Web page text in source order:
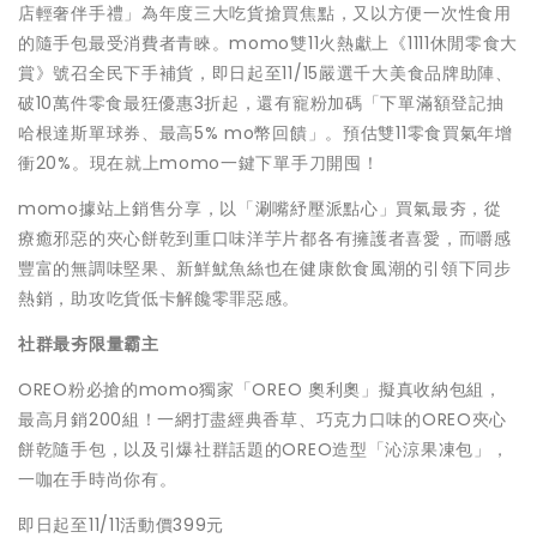
店輕奢伴手禮」為年度三大吃貨搶買焦點，又以方便一次性食用
的隨手包最受消費者青睞。momo雙11火熱獻上《1111休閒零食大
賞》號召全民下手補貨，即日起至11/15嚴選千大美食品牌助陣、
破10萬件零食最狂優惠3折起，還有寵粉加碼「下單滿額登記抽
哈根達斯單球券、最高5% mo幣回饋」。預估雙11零食買氣年增
衝20%。現在就上momo一鍵下單手刀開囤！
momo據站上銷售分享，以「涮嘴紓壓派點心」買氣最夯，從
療癒邪惡的夾心餅乾到重口味洋芋片都各有擁護者喜愛，而嚼感
豐富的無調味堅果、新鮮魷魚絲也在健康飲食風潮的引領下同步
熱銷，助攻吃貨低卡解饞零罪惡感。
社群最夯限量霸主
OREO粉必搶的momo獨家「OREO 奧利奧」擬真收納包組，
最高月銷200組！一網打盡經典香草、巧克力口味的OREO夾心
餅乾隨手包，以及引爆社群話題的OREO造型「沁涼果凍包」，
一咖在手時尚你有。
即日起至11/11活動價399元